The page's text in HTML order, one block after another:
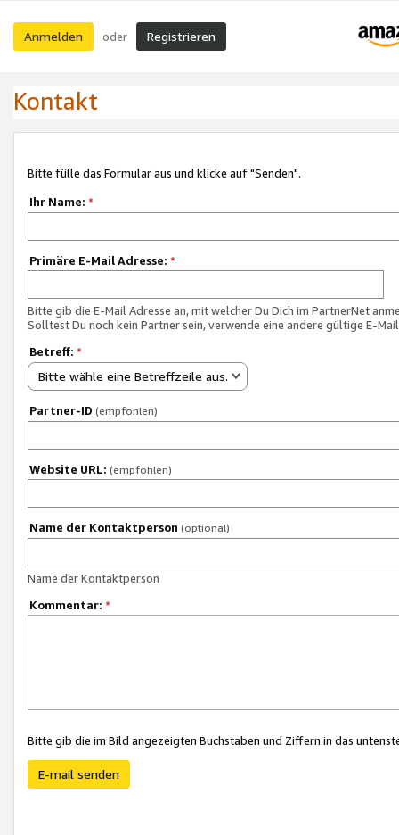
Anmelden oder Registrieren
Kontakt
Bitte fülle das Formular aus und klicke auf "Senden".
Ihr Name: *
Primäre E-Mail Adresse: *
Bitte gib die E-Mail Adresse an, mit welcher Du Dich im PartnerNet
Solltest Du noch kein Partner sein, verwende eine andere gültige E-
Betreff: *
Bitte wähle eine Betreffzeile aus.
Partner-ID (empfohlen)
Website URL: (empfohlen)
Name der Kontaktperson (optional)
Name der Kontaktperson
Kommentar: *
Bitte gib die im Bild angezeigten Buchstaben und Ziffern in das
E-mail senden